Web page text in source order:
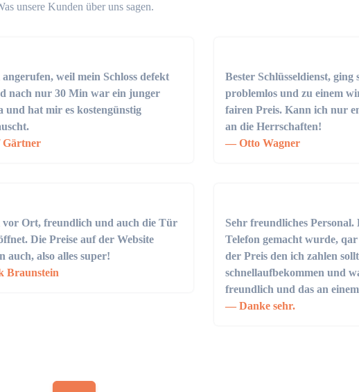
unsere Kunden über uns sagen.
angerufen, weil mein Schloss defekt
nach nur 30 Min war ein junger
und hat mir es kostengünstig
Gärtner
Bester Schlüsseldienst, ging
problemlos und zu einem
fairen Preis. Kann ich nur
an die Herrschaften!
Otto Wagner
vor Ort, freundlich und auch die Tür
Die Preise auf der Website
auch, also alles super!
Braunstein
Sehr freundliches Personal.
Telefon gemacht wurde,
der Preis den ich zahlen
schnellaufbekommen und
freundlich und das an
Danke sehr.